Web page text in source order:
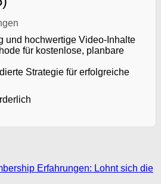
und hochwertige Video-Inhalte
für kostenlose, planbare
Strategie für erfolgreiche
Erfahrungen: Lohnt sich die